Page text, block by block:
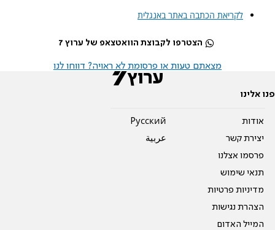
לקריאת הכתבה באתר באנגלית
הצטרפו לקבוצת הוואטצאפ של ערוץ 7
מצאתם טעות או פרסומת לא ראויה? דווחו לנו
פנו אלינו
אודות
יצירת קשר
פרסמו אצלנו
תנאי שימוש
מדיניות פרטיות
הצהרת נגישות
המייל האדום
Pусский
عربية